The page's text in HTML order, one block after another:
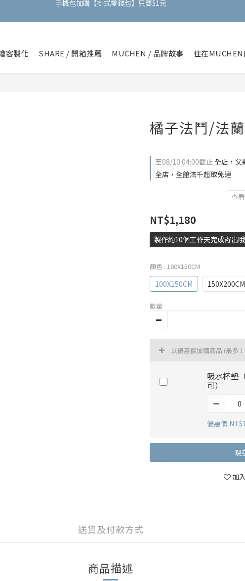
客製化 SHARE / 開箱推薦 MUCHEN / 品牌故事 住在
橘子法鬥/法
至08/10 04:00截止全店，父
全店，全館滿千超取免運
查
NT$1,180
製作約10個工作天完成寄出哦
顏色 : 100X150CM
100X150CM 150X200CM
數量
以優惠價加購商品 (最多 1
吸水杯墊
可）
優惠價
現
加
送貨及付款方式
商品描述